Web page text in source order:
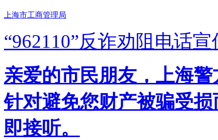
上海市工商管理局
“962110”反诈劝阻电话宣
亲爱的市民朋友，上海
针对避免您财产被骗受
即接听。